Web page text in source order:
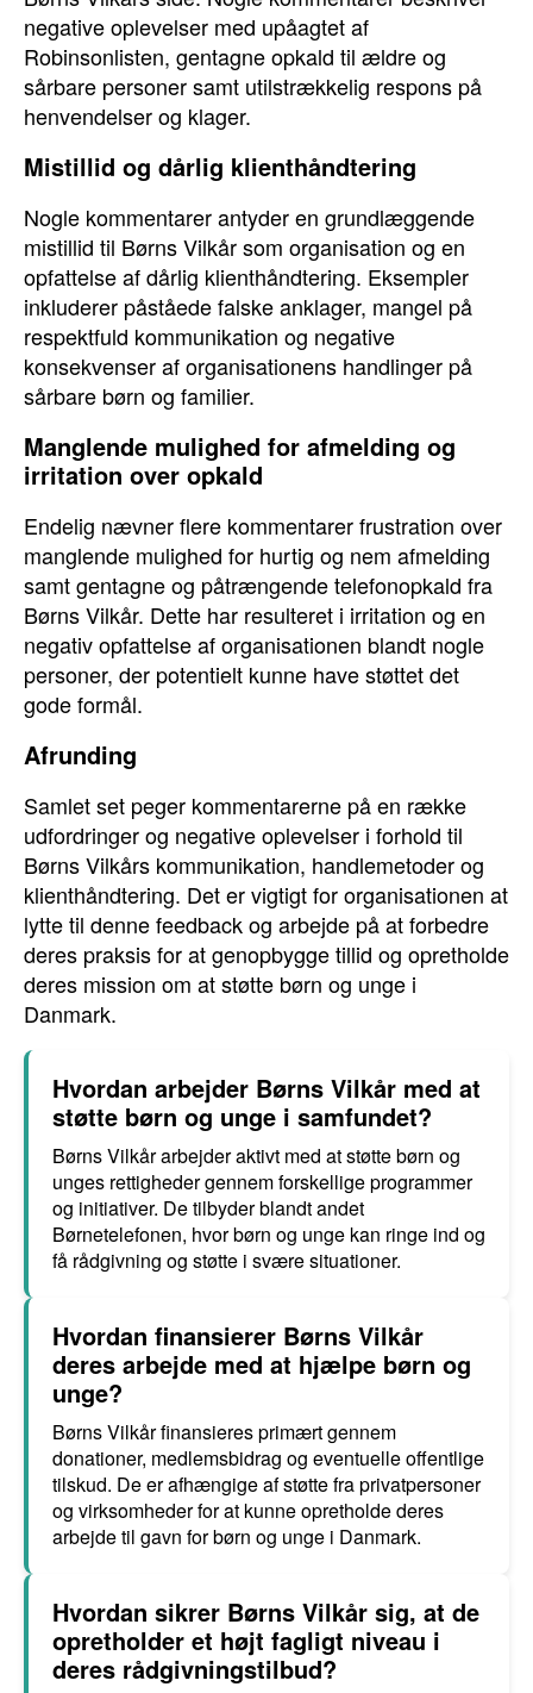
negative oplevelser med upåagtet af
Robinsonlisten, gentagne opkald til ældre og
sårbare personer samt utilstrækkelig respons på
henvendelser og klager.
Mistillid og dårlig klienthåndtering
Nogle kommentarer antyder en grundlæggende
mistillid til Børns Vilkår som organisation og en
opfattelse af dårlig klienthåndtering. Eksempler
inkluderer påståede falske anklager, mangel på
respektfuld kommunikation og negative
konsekvenser af organisationens handlinger på
sårbare børn og familier.
Manglende mulighed for afmelding og
irritation over opkald
Endelig nævner flere kommentarer frustration over
manglende mulighed for hurtig og nem afmelding
samt gentagne og påtrængende telefonopkald fra
Børns Vilkår. Dette har resulteret i irritation og en
negativ opfattelse af organisationen blandt nogle
personer, der potentielt kunne have støttet det
gode formål.
Afrunding
Samlet set peger kommentarerne på en række
udfordringer og negative oplevelser i forhold til
Børns Vilkårs kommunikation, handlemetoder og
klienthåndtering. Det er vigtigt for organisationen at
lytte til denne feedback og arbejde på at forbedre
deres praksis for at genopbygge tillid og opretholde
deres mission om at støtte børn og unge i
Danmark.
Hvordan arbejder Børns Vilkår med at
støtte børn og unge i samfundet?
Børns Vilkår arbejder aktivt med at støtte børn og
unges rettigheder gennem forskellige programmer
og initiativer. De tilbyder blandt andet
Børnetelefonen, hvor børn og unge kan ringe ind og
få rådgivning og støtte i svære situationer.
Hvordan finansierer Børns Vilkår
deres arbejde med at hjælpe børn og
unge?
Børns Vilkår finansieres primært gennem
donationer, medlemsbidrag og eventuelle offentlige
tilskud. De er afhængige af støtte fra privatpersoner
og virksomheder for at kunne opretholde deres
arbejde til gavn for børn og unge i Danmark.
Hvordan sikrer Børns Vilkår sig, at de
opretholder et højt fagligt niveau i
deres rådgivningstilbud?